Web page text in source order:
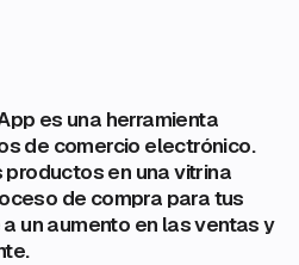
es una herramienta
de comercio electrónico.
en una vitrina
de compra para tus
un aumento en las ventas y